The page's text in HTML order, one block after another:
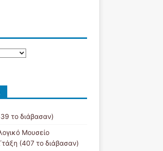
το διάβασαν)
Μουσείο
(407 το διάβασαν)